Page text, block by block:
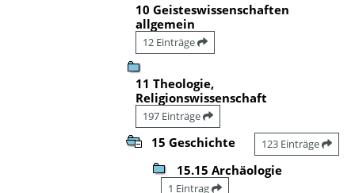
10 Geisteswissenschaften
allgemein
12 Einträge
11 Theologie,
Religionswissenschaft
197 Einträge
15 Geschichte 123 Einträge
15.15 Archäologie
1 Eintrag